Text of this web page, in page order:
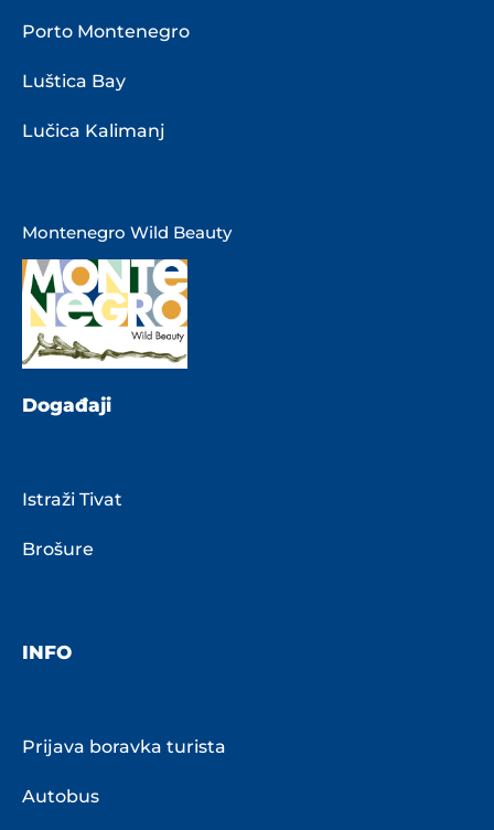
Porto Montenegro
Luštica Bay
Lučica Kalimanj
Montenegro Wild Beauty
Događaji
Istraži Tivat
Brošure
INFO
Prijava boravka turista
Autobus